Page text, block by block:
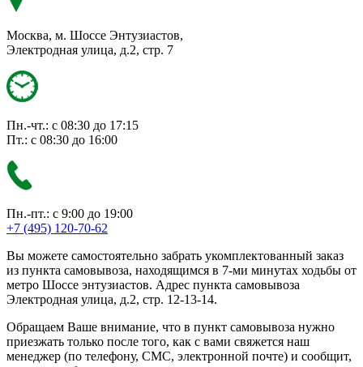
Москва, м. Шоссе Энтузиастов,
Электродная улица, д.2, стр. 7
Пн.-чт.: с 08:30 до 17:15
Пт.: с 08:30 до 16:00
Пн.-пт.: с 9:00 до 19:00
+7 (495) 120-70-62
Вы можете самостоятельно забрать укомплектованный заказ
из пункта самовывоза, находящимся в 7-ми минутах ходьбы от
метро Шоссе энтузиастов. Адрес пункта самовывоза
Электродная улица, д.2, стр. 12-13-14.
Обращаем Ваше внимание, что в пункт самовывоза нужно
приезжать только после того, как с вами свяжется наш
менеджер (по телефону, СМС, электронной почте) и сообщит,